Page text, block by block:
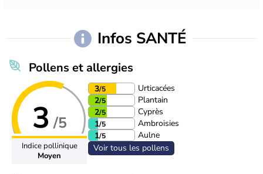
Infos SANTÉ
Pollens et allergies
3 /5
Indice pollinique
Moyen
3/5
Urticacées
2/5
Plantain
2/5
Cyprès
1/5
Ambroisies
1/5
Aulne
Voir tous les pollens